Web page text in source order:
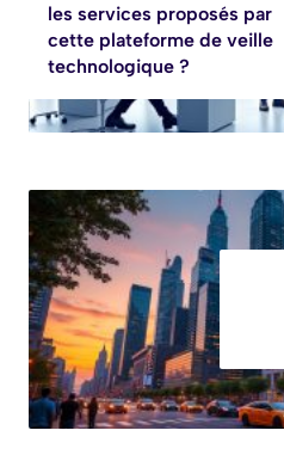
les services proposés par
cette plateforme de veille
technologique ?